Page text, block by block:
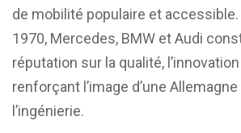
de mobilité populaire et
1970, Mercedes, BMW et Audi
réputation sur la qualité,
renforçant l’image d’une
l’ingénierie.